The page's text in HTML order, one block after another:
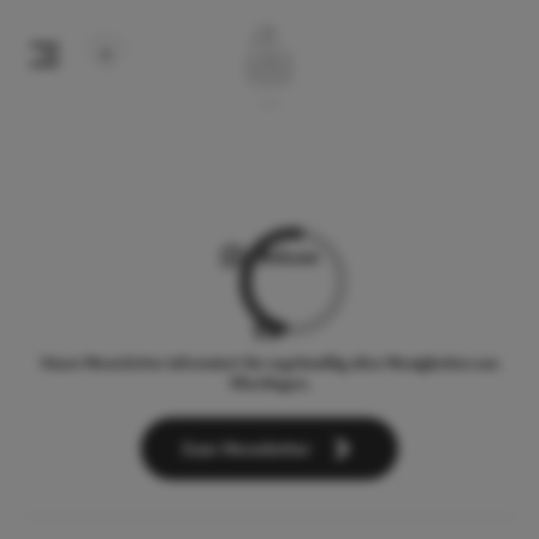
Webcam
Unser Newsletter informiert Sie regelmäßig über Neuigkeiten aus
Zum Newsletter